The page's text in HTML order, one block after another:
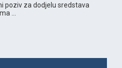
poziv za dodjelu sredstava
...